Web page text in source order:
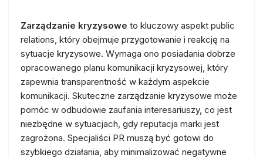
Zarządzanie kryzysowe to kluczowy aspekt public
relations, który obejmuje przygotowanie i reakcję na
sytuacje kryzysowe. Wymaga ono posiadania dobrze
opracowanego planu komunikacji kryzysowej, który
zapewnia transparentność w każdym aspekcie
komunikacji. Skuteczne zarządzanie kryzysowe może
pomóc w odbudowie zaufania interesariuszy, co jest
niezbędne w sytuacjach, gdy reputacja marki jest
zagrożona. Specjaliści PR muszą być gotowi do
szybkiego działania, aby minimalizować negatywne